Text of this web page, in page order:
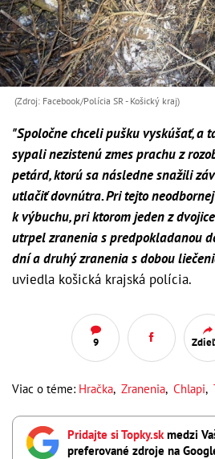
(Zdroj: Facebook/Polícia SR - Košický kraj)
"Spoločne chceli pušku vyskúšať, a
sypali nezistenú zmes prachu z
petárd, ktorú sa následne snažili
utlačiť dovnútra. Pri tejto
k výbuchu, pri ktorom jeden z
utrpel zranenia s predpokladanou
dní a druhý zranenia s dobou
uviedla košická krajská polícia.
9
Viac o téme: Hračka, Zranenia, Chlapi,
Pridajte si Topky.sk medzi
preferované zdroje na